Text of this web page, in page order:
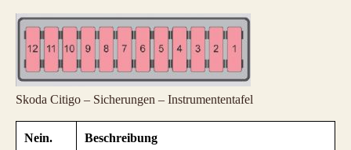
Skoda Citigo – Sicherungen – Instrumententafel
Nein. Beschreibung